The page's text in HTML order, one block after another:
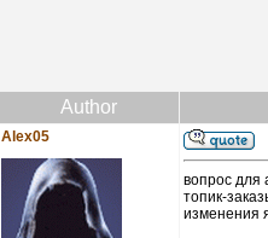
Author
Alex05
вопрос для
топик-
изменения